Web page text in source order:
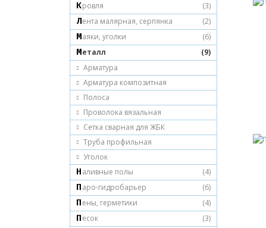
Кровля
(3)
Лента малярная, серпянка
(2)
Маяки, уголки
(6)
Металл
(9)
Арматура
Арматура композитная
Полоса
Проволока вязальная
Сетка сварная для ЖБК
Труба профильная
Уголок
Наливные полы
(4)
Паро-гидробарьер
(6)
Пены, герметики
(4)
Песок
(3)